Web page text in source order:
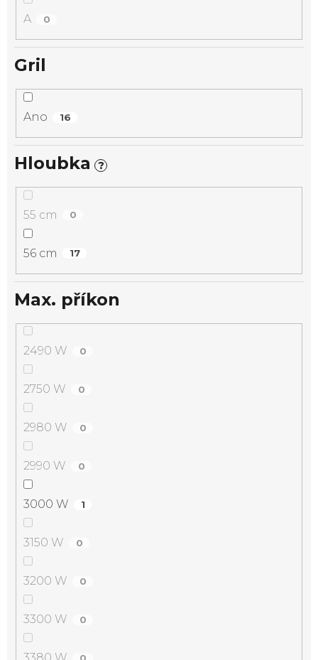
A 0
Gril
Ano 16
Hloubka ?
55 cm 0
56 cm 17
Max. příkon
2490 W 0
2750 W 0
2980 W 0
2990 W 0
3000 W 1
3150 W 0
3200 W 0
3300 W 0
0